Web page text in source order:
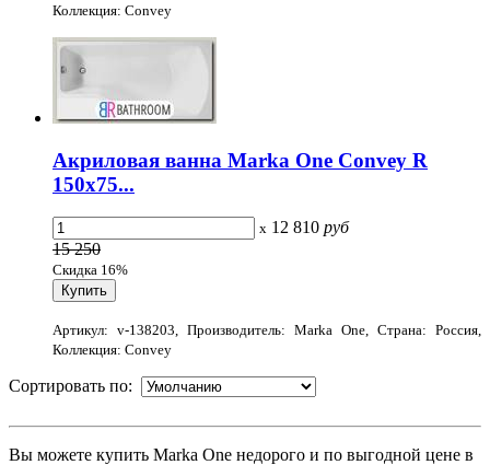
Коллекция: Convey
Акриловая ванна Marka One Convey R
150x75...
x 12 810 руб
15 250
Скидка 16%
Артикул: v-138203, Производитель: Marka One, Страна: Россия,
Коллекция: Convey
Сортировать по:
Вы можете купить Marka One недорого и по выгодной цене в